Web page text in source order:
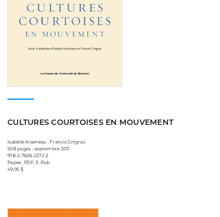
CULTURES COURTOISES EN MOUVEMENT
Isabelle Arseneau , Francis Gingras
508 pages • septembre 2011
978-2-7606-2272-2
Papier, PDF, E-Pub
49,95 $